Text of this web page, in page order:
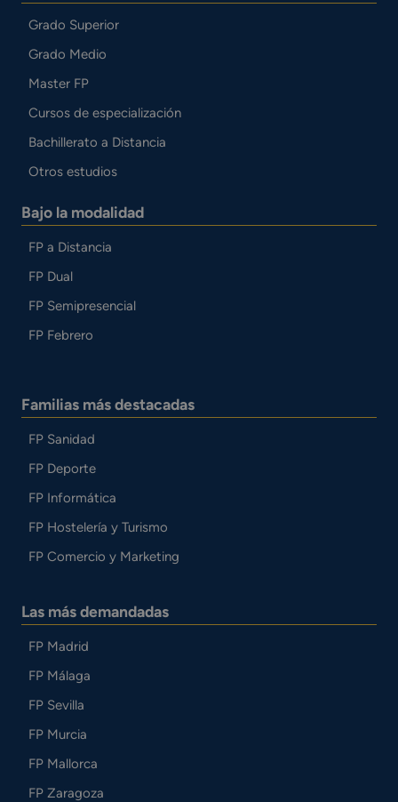
Grado Superior
Grado Medio
Master FP
Cursos de especialización
Bachillerato a Distancia
Otros estudios
Bajo la modalidad
FP a Distancia
FP Dual
FP Semipresencial
FP Febrero
Familias más destacadas
FP Sanidad
FP Deporte
FP Informática
FP Hostelería y Turismo
FP Comercio y Marketing
Las más demandadas
FP Madrid
FP Málaga
FP Sevilla
FP Murcia
FP Mallorca
FP Zaragoza